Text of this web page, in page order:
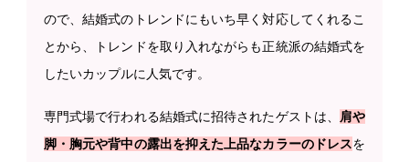
ので、結婚式のトレンドにもいち早く対応してくれるこ
とから、トレンドを取り入れながらも正統派の結婚式を
したいカップルに人気です。
専門式場で行われる結婚式に招待されたゲストは、
肩や
脚・胸元や背中の露出を抑えた上品なカラーのドレスを